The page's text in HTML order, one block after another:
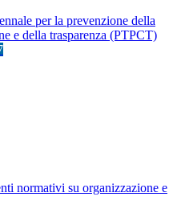
per la prevenzione della
e della trasparenza (PTPCT)
normativi su organizzazione e